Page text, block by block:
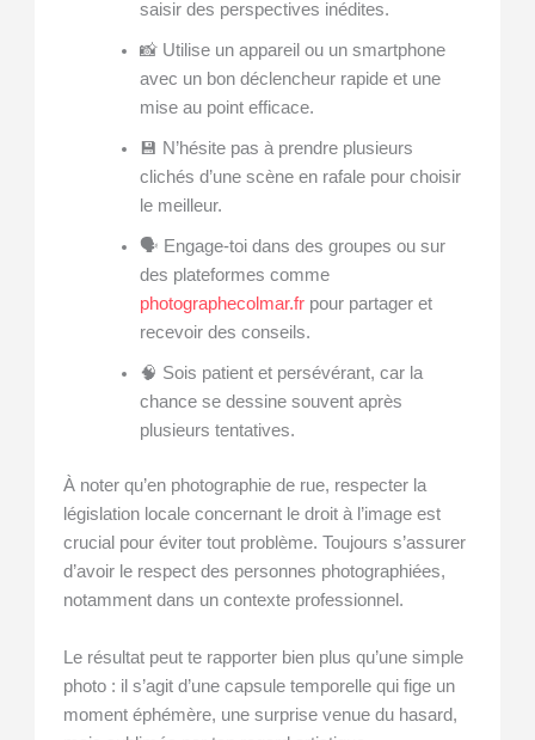
saisir des perspectives inédites.
📸 Utilise un appareil ou un smartphone
avec un bon déclencheur rapide et une
mise au point efficace.
💾 N’hésite pas à prendre plusieurs
clichés d’une scène en rafale pour choisir
le meilleur.
🗣 Engage-toi dans des groupes ou sur
des plateformes comme
photographecolmar.frpour partager et
recevoir des conseils.
🧠 Sois patient et persévérant, car la
chance se dessine souvent après
plusieurs tentatives.
À noter qu’en photographie de rue, respecter la
législation locale concernant le droit à l’image est
crucial pour éviter tout problème. Toujours s’assurer
d’avoir le respect des personnes photographiées,
notamment dans un contexte professionnel.
Le résultat peut te rapporter bien plus qu’une simple
photo : il s’agit d’une capsule temporelle qui fige un
moment éphémère, une surprise venue du hasard,